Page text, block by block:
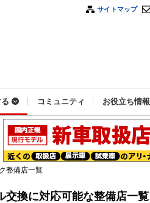
サイトマップ
コミュニティ お役立ち情報
整備店一覧
交換に対応可能な整備店一覧